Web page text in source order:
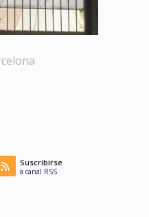
Suscribirse
a canal RSS